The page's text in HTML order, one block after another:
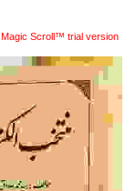
Magic Scroll™ trial version